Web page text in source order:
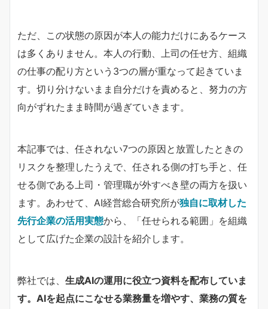
ただ、この状態の原因が本人の能力だけにあるケース
は多くありません。本人の行動、上司の任せ方、組織
の仕事の配り方という3つの層が重なって起きていま
す。切り分けないまま自分だけを責めると、努力の方
向がずれたまま時間が過ぎていきます。
本記事では、任されない7つの原因と放置したときの
リスクを整理したうえで、任される側の打ち手と、任
せる側である上司・管理職が外すべき壁の両方を扱い
ます。あわせて、AI経営総合研究所が​独自に取材した
先行企業の活用実態​から、「任せられる範囲」を組織
として広げた企業の設計を紹介します。
弊社では、 生成AIの運用に役立つ資料を配布していま
す。AIを起点にこなせる業務量を増やす、業務の質を